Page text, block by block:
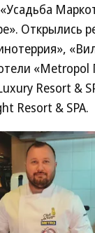
Открылись
«Metropol
Resort &
Resort & SPA.